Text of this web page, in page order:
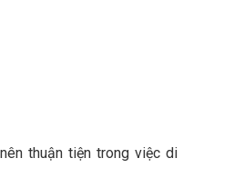
lưu lượng đồng nhất cho